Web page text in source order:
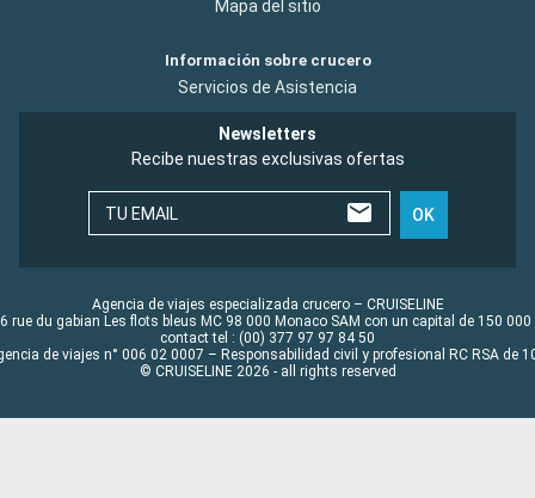
Mapa del sitio
Información sobre crucero
Servicios de Asistencia
Newsletters
Recibe nuestras exclusivas ofertas
TU EMAIL OK
Agencia de viajes especializada crucero – CRUISELINE
rue du gabian Les flots bleus MC 98 000 Monaco SAM con un capital de 150 000
contact tel : (00) 377 97 97 84 50
de viajes n° 006 02 0007 – Responsabilidad civil y profesional RC RSA de
© CRUISELINE 2026 - all rights reserved